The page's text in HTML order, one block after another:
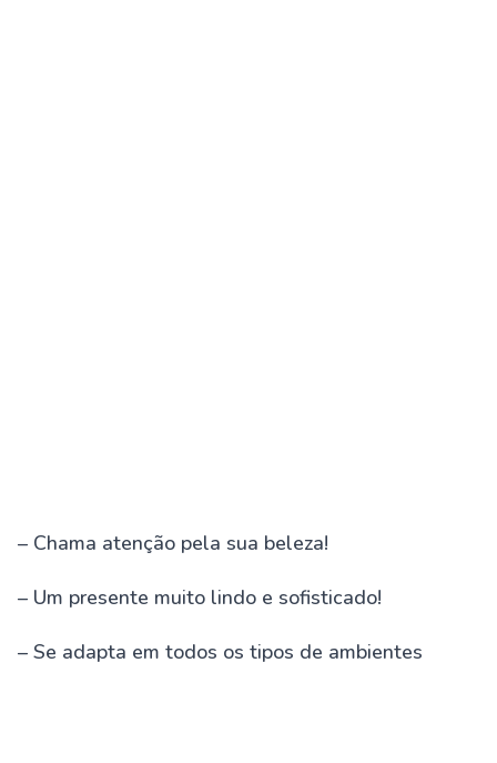
– Chama atenção pela sua beleza!
– Um presente muito lindo e sofisticado!
– Se adapta em todos os tipos de ambientes